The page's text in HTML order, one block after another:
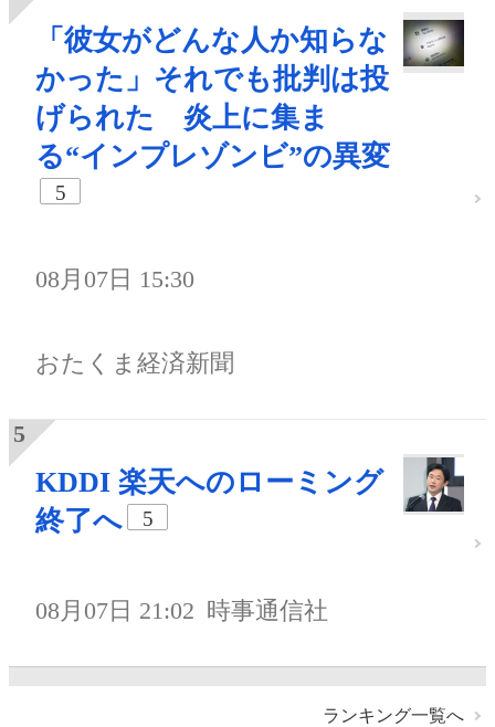
「彼女がどんな人か知らな
かった」それでも批判は投
げられた 炎上に集ま
る“インプレゾンビ”の異変
5
08月07日 15:30
おたくま経済新聞
KDDI 楽天へのローミング
終了へ
5
08月07日 21:02 時事通信社
ランキング一覧へ